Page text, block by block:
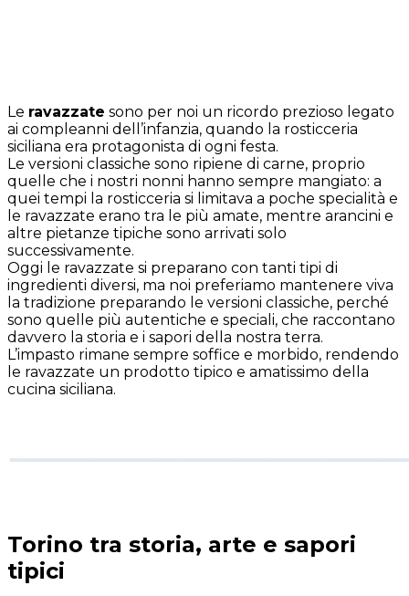
Le ravazzate sono per noi un ricordo prezioso legato
ai compleanni dell’infanzia, quando la rosticceria
siciliana era protagonista di ogni festa.
Le versioni classiche sono ripiene di carne, proprio
quelle che i nostri nonni hanno sempre mangiato: a
quei tempi la rosticceria si limitava a poche specialità e
le ravazzate erano tra le più amate, mentre arancini e
altre pietanze tipiche sono arrivati solo
successivamente.
Oggi le ravazzate si preparano con tanti tipi di
ingredienti diversi, ma noi preferiamo mantenere viva
la tradizione preparando le versioni classiche, perché
sono quelle più autentiche e speciali, che raccontano
davvero la storia e i sapori della nostra terra.
L’impasto rimane sempre soffice e morbido, rendendo
le ravazzate un prodotto tipico e amatissimo della
cucina siciliana.
Torino tra storia, arte e sapori
tipici